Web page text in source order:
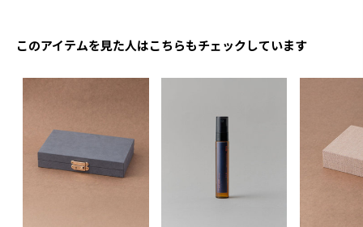
このアイテムを見た人はこちらもチェックしています